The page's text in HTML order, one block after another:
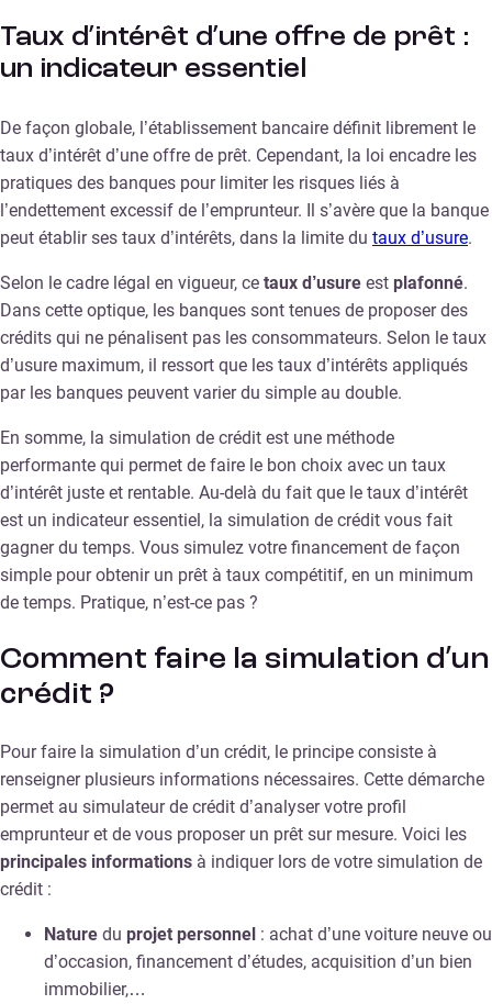
Taux d’intérêt d’une offre de prêt :
un indicateur essentiel
De façon globale, l’établissement bancaire définit librement le
taux d’intérêt d’une offre de prêt. Cependant, la loi encadre les
pratiques des banques pour limiter les risques liés à
l’endettement excessif de l’emprunteur. Il s’avère que la banque
peut établir ses taux d’intérêts, dans la limite du taux d’usure.
Selon le cadre légal en vigueur, ce taux d’usure est plafonné.
Dans cette optique, les banques sont tenues de proposer des
crédits qui ne pénalisent pas les consommateurs. Selon le taux
d’usure maximum, il ressort que les taux d’intérêts appliqués
par les banques peuvent varier du simple au double.
En somme, la simulation de crédit est une méthode
performante qui permet de faire le bon choix avec un taux
d’intérêt juste et rentable. Au-delà du fait que le taux d’intérêt
est un indicateur essentiel, la simulation de crédit vous fait
gagner du temps. Vous simulez votre financement de façon
simple pour obtenir un prêt à taux compétitif, en un minimum
de temps. Pratique, n’est-ce pas ?
Comment faire la simulation d’un
crédit ?
Pour faire la simulation d’un crédit, le principe consiste à
renseigner plusieurs informations nécessaires. Cette démarche
permet au simulateur de crédit d’analyser votre profil
emprunteur et de vous proposer un prêt sur mesure. Voici les
principales informations à indiquer lors de votre simulation de
crédit :
Nature du projet personnel : achat d’une voiture neuve ou
d’occasion, financement d’études, acquisition d’un bien
immobilier,…